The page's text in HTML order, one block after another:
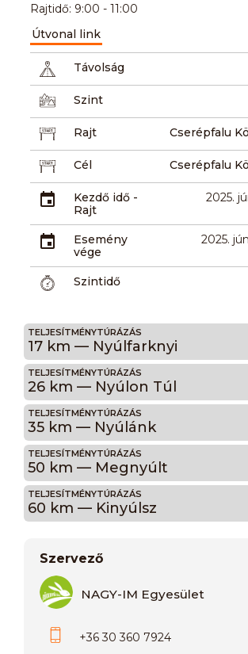
Rajtidő: 9:00 - 11:00
Útvonal link
Távolság
Szint
Rajt Cserépfalu
Cél Cserépfalu
Kezdő idő -
Rajt
2025.
Esemény
vége
2025.
Szintidő
TELJESÍTMÉNYTÚRÁZÁS
17 km — Nyúlfarknyi
TELJESÍTMÉNYTÚRÁZÁS
26 km — Nyúlon Túl
TELJESÍTMÉNYTÚRÁZÁS
35 km — Nyúlánk
TELJESÍTMÉNYTÚRÁZÁS
50 km — Megnyúlt
TELJESÍTMÉNYTÚRÁZÁS
60 km — Kinyúlsz
Szervező
NAGY-IM Egyesület
+36 30 360 7924